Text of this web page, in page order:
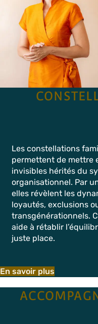
Les constellations
permettent de mettre
invisibles hérités du
organisationnel. Par
elles révèlent les
loyautés, exclusions
transgénérationnels.
aide à rétablir
juste place.
En savoir plus